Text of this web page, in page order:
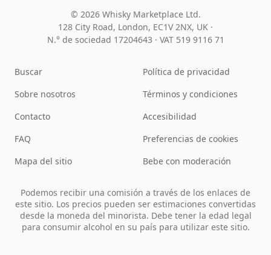
© 2026 Whisky Marketplace Ltd.
128 City Road, London, EC1V 2NX, UK ·
N.° de sociedad 17204643 · VAT 519 9116 71
Buscar
Sobre nosotros
Contacto
FAQ
Mapa del sitio
Política de privacidad
Términos y condiciones
Accesibilidad
Preferencias de cookies
Bebe con moderación
Podemos recibir una comisión a través de los enlaces de
este sitio. Los precios pueden ser estimaciones convertidas
desde la moneda del minorista. Debe tener la edad legal
para consumir alcohol en su país para utilizar este sitio.